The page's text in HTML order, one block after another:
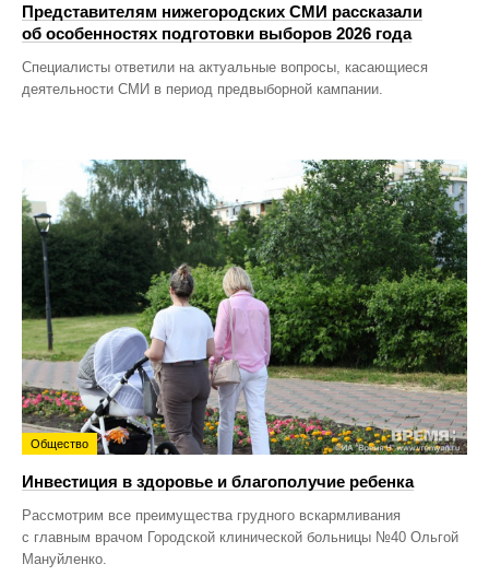
Представителям нижегородских СМИ рассказали
об особенностях подготовки выборов 2026 года
Специалисты ответили на актуальные вопросы, касающиеся
деятельности СМИ в период предвыборной кампании.
Общество
Инвестиция в здоровье и благополучие ребенка
Рассмотрим все преимущества грудного вскармливания
с главным врачом Городской клинической больницы №40 Ольгой
Мануйленко.